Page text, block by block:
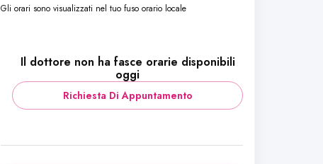
Gli orari sono visualizzati nel tuo fuso orario locale
Il dottore non ha fasce orarie disponibili
oggi
Richiesta Di Appuntamento